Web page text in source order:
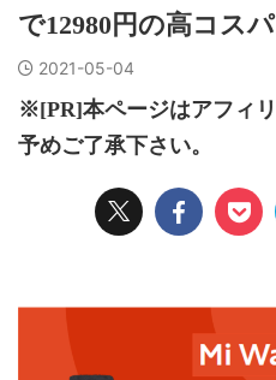
で12980円の高コス
2021-05-04
※[PR]本ページはアフィ
予めご了承下さい。